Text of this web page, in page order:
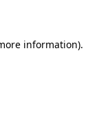
information).